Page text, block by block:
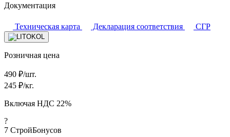
Документация
Техническая карта Декларация соответствия СГР
Розничная цена
490 ₽/шт.
245 ₽/кг.
Включая НДС 22%
?
7 СтройБонусов